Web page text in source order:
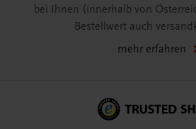
bei Ihnen (innerhalb von
Bestellwert auch
mehr erfahren